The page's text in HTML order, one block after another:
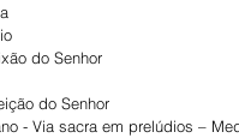
do Senhor
do Senhor
- Via sacra em prelúdios –